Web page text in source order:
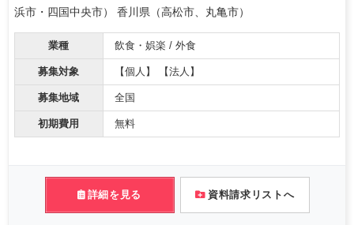
浜市・四国中央市） 香川県（高松市、丸亀市）
業種 飲食・娯楽 / 外食
募集対象 【個人】 【法人】
募集地域 全国
初期費用 無料
詳細を見る 資料請求リストへ